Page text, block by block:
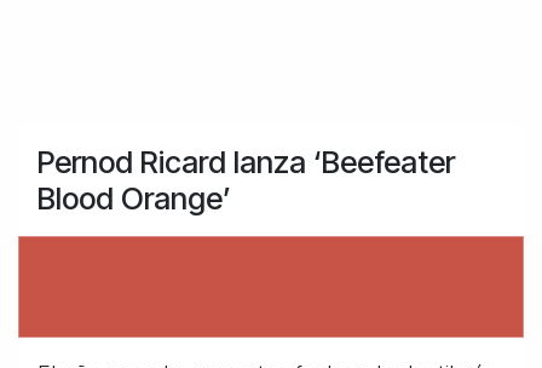
Pernod Ricard lanza ‘Beefeater
Blood Orange’